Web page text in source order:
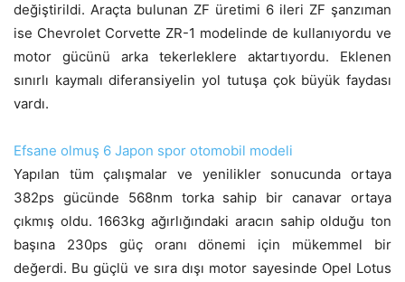
değiştirildi. Araçta bulunan ZF üretimi 6 ileri ZF şanzıman
ise Chevrolet Corvette ZR-1 modelinde de kullanıyordu ve
motor gücünü arka tekerleklere aktartıyordu. Eklenen
sınırlı kaymalı diferansiyelin yol tutuşa çok büyük faydası
vardı.
Efsane olmuş 6 Japon spor otomobil modeli
Yapılan tüm çalışmalar ve yenilikler sonucunda ortaya
382ps gücünde 568nm torka sahip bir canavar ortaya
çıkmış oldu. 1663kg ağırlığındaki aracın sahip olduğu ton
başına 230ps güç oranı dönemi için mükemmel bir
değerdi. Bu güçlü ve sıra dışı motor sayesinde Opel Lotus